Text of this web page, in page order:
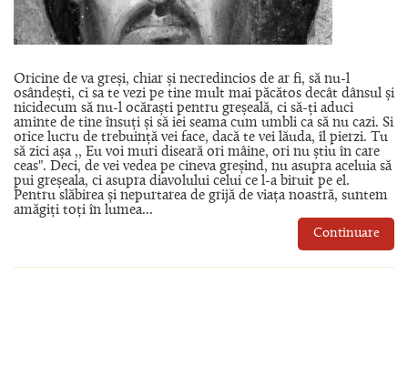
Oricine de va greși, chiar și necredincios de ar fi, să nu-l
osândești, ci sa te vezi pe tine mult mai păcătos decât dânsul și
nicidecum să nu-l ocăraști pentru greșeală, ci să-ți aduci
aminte de tine însuți și să iei seama cum umbli ca să nu cazi. Si
orice lucru de trebuință vei face, dacă te vei lăuda, îl pierzi. Tu
să zici așa ,, Eu voi muri diseară ori mâine, ori nu știu în care
ceas". Deci, de vei vedea pe cineva greșind, nu asupra aceluia să
pui greșeala, ci asupra diavolului celui ce l-a biruit pe el.
Pentru slăbirea și nepurtarea de grijă de viața noastră, suntem
amăgiți toți în lumea...
Continuare